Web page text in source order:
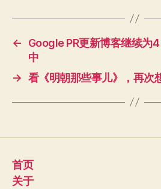
←
Google PR更新博客继续为
中
→ 看《明朝那些事儿》，再次
首页
关于